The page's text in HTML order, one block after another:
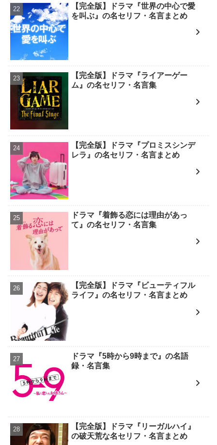
【完全版】ドラマ『世界の中心で愛
を叫ぶ』の名セリフ・名言まとめ
【完全版】ドラマ『ライアーゲー
ム』の名セリフ・名言集
【完全版】ドラマ『プロミスシンデ
レラ』の名セリフ・名言まとめ
ドラマ『着飾る恋には理由があっ
て』の名セリフ・名言集
【完全版】ドラマ『ビューティフル
ライフ』の名セリフ・名言まとめ
ドラマ『5時から9時まで』の名語
録・名言集
【完全版】ドラマ『リーガルハイ』
の破天荒な名セリフ・名言まとめ